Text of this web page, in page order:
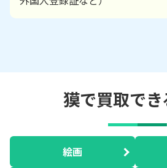
獏で買取で
絵画